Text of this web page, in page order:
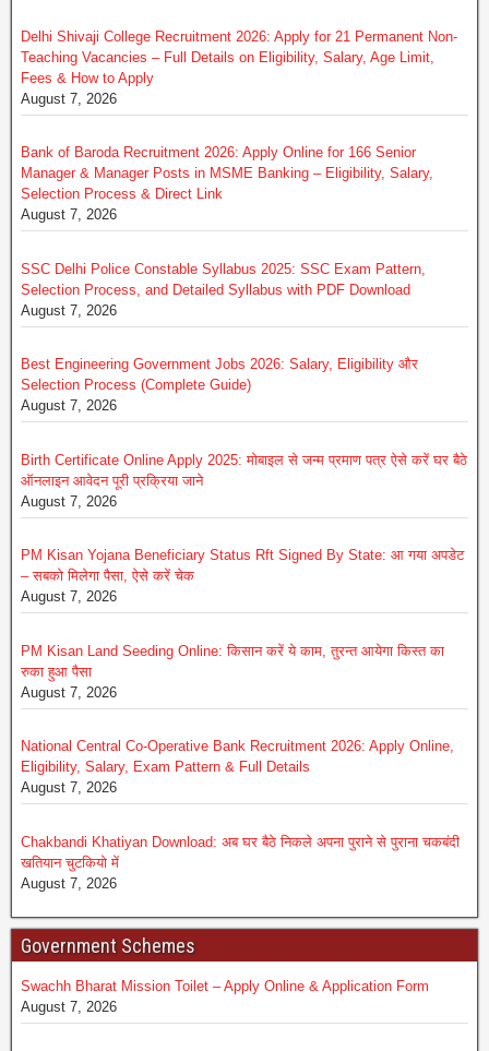
Delhi Shivaji College Recruitment 2026: Apply for 21 Permanent Non-
Teaching Vacancies – Full Details on Eligibility, Salary, Age Limit,
Fees & How to Apply
August 7, 2026
Bank of Baroda Recruitment 2026: Apply Online for 166 Senior
Manager & Manager Posts in MSME Banking – Eligibility, Salary,
Selection Process & Direct Link
August 7, 2026
SSC Delhi Police Constable Syllabus 2025: SSC Exam Pattern,
Selection Process, and Detailed Syllabus with PDF Download
August 7, 2026
Best Engineering Government Jobs 2026: Salary, Eligibility और
Selection Process (Complete Guide)
August 7, 2026
Birth Certificate Online Apply 2025: मोबाइल से जन्म प्रमाण पत्र ऐसे करें घर बैठे
ऑनलाइन आवेदन पूरी प्रक्रिया जाने
August 7, 2026
PM Kisan Yojana Beneficiary Status Rft Signed By State: आ गया अपडेट
– सबको मिलेगा पैसा, ऐसे करें चेक
August 7, 2026
PM Kisan Land Seeding Online: किसान करें ये काम, तुरन्त आयेगा किस्त का
रुका हुआ पैसा
August 7, 2026
National Central Co-Operative Bank Recruitment 2026: Apply Online,
Eligibility, Salary, Exam Pattern & Full Details
August 7, 2026
Chakbandi Khatiyan Download: अब घर बैठे निकले अपना पुराने से पुराना चकबंदी
खतियान चुटकियो में
August 7, 2026
Government Schemes
Swachh Bharat Mission Toilet – Apply Online & Application Form
August 7, 2026